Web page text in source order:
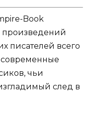
Book
писателей всего
чьи
след в